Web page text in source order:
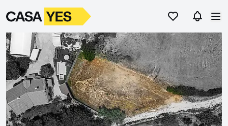
Ir para osIr para
LogoIr para a homepage